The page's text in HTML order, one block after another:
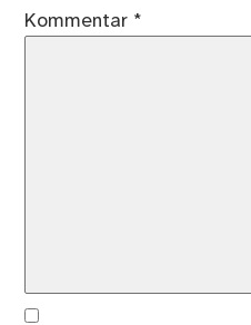
Kommentar *